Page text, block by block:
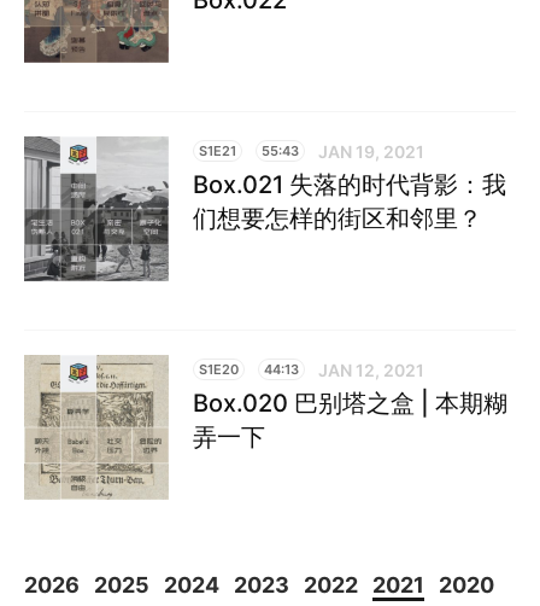
S1E21 55:43 JAN 19, 2021
Box.021 失落的时代背影：我
们想要怎样的街区和邻里？
S1E20 44:13 JAN 12, 2021
Box.020 巴别塔之盒 | 本期糊
弄一下
2026 2025 2024 2023 2022 2021 2020